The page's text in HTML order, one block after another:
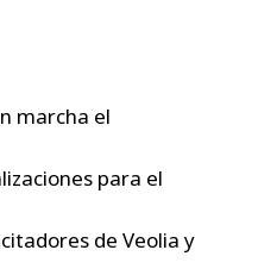
marcha el
para el
de Veolia y